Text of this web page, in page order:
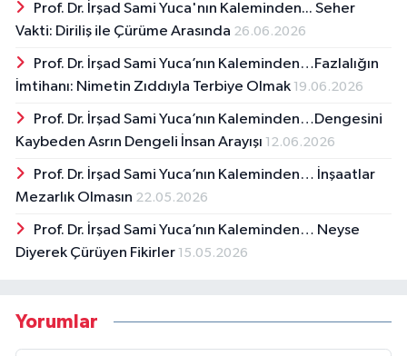
Prof. Dr. İrşad Sami Yuca'nın Kaleminden... Seher
Vakti: Diriliş ile Çürüme Arasında 26.06.2026
Prof. Dr. İrşad Sami Yuca’nın Kaleminden…Fazlalığın
İmtihanı: Nimetin Zıddıyla Terbiye Olmak 19.06.2026
Prof. Dr. İrşad Sami Yuca’nın Kaleminden…Dengesini
Kaybeden Asrın Dengeli İnsan Arayışı 12.06.2026
Prof. Dr. İrşad Sami Yuca’nın Kaleminden… İnşaatlar
Mezarlık Olmasın 22.05.2026
Prof. Dr. İrşad Sami Yuca’nın Kaleminden… Neyse
Diyerek Çürüyen Fikirler 15.05.2026
Yorumlar